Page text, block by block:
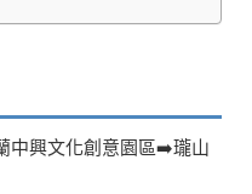
興文化創意園區➡️瓏山